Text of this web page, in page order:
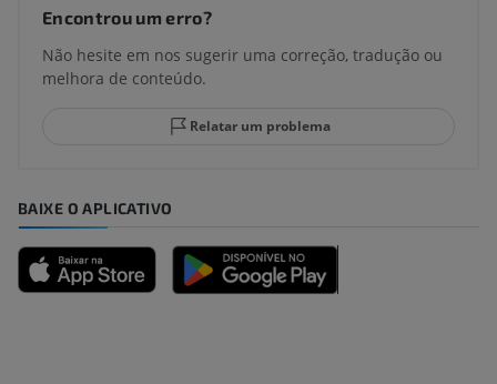
Encontrou um erro?
Não hesite em nos sugerir uma correção, tradução ou
melhora de conteúdo.
Relatar um problema
BAIXE O APLICATIVO